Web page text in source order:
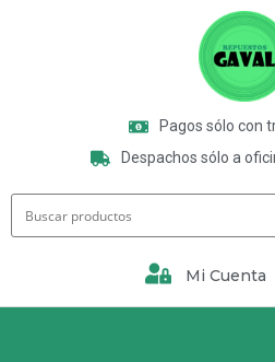
Pagos sólo con
Despachos sólo a
Mi Cuenta